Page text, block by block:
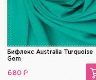
Бифлекс Australia Turquoise
Gem
680 ₽